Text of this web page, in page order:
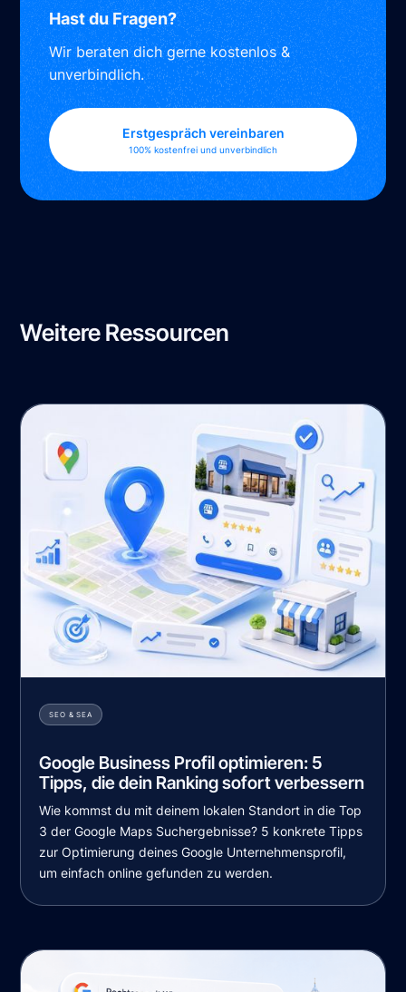
Hast du Fragen?
Wir beraten dich gerne kostenlos &
unverbindlich.
Erstgespräch vereinbaren
100% kostenfrei und unverbindlich
Weitere Ressourcen
SEO & SEA
Google Business Profil optimieren: 5
Tipps, die dein Ranking sofort verbessern
Wie kommst du mit deinem lokalen Standort in die Top
3 der Google Maps Suchergebnisse? 5 konkrete Tipps
zur Optimierung deines Google Unternehmensprofil,
um einfach online gefunden zu werden.